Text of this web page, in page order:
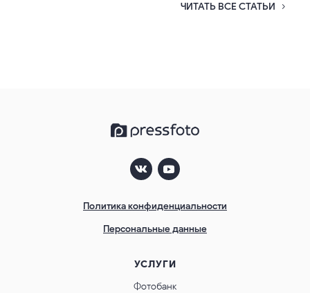
ЧИТАТЬ ВСЕ СТАТЬИ
Политика конфиденциальности
Персональные данные
УСЛУГИ
Фотобанк